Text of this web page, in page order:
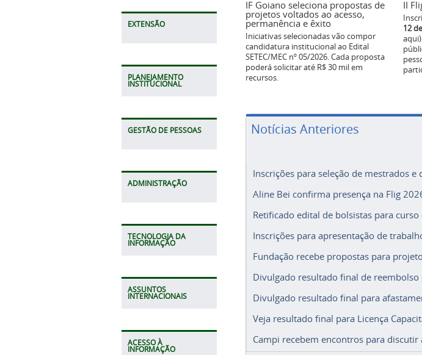
EXTENSÃO
PLANEJAMENTO
INSTITUCIONAL
GESTÃO DE PESSOAS
ADMINISTRAÇÃO
TECNOLOGIA DA
INFORMAÇÃO
ASSUNTOS
INTERNACIONAIS
ACESSO À
INFORMAÇÃO
IF Goiano seleciona propostas de
projetos voltados ao acesso,
permanência e êxito
Iniciativas selecionadas vão compor
candidatura institucional ao Edital
SETEC/MEC nº 05/2026. Cada proposta
poderá solicitar até R$ 30 mil em
recursos.
II
12
Notícias Anteriores
Inscrições para seleção de mestrados
Aline Bei confirma presença na Flig
Retificado edital de bolsistas para curso
Inscrições para apresentação de
Fundação recebe propostas para
Divulgado resultado final de reembolso
Divulgado resultado final para
Veja resultado final para Licença
Campi recebem encontros para